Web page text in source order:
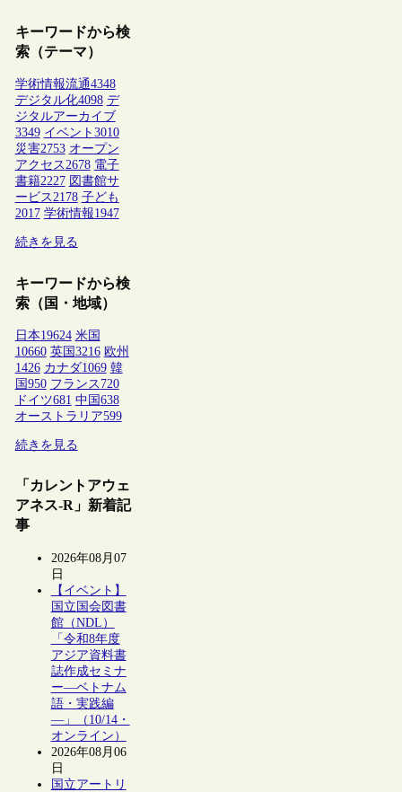
キーワードから検
索（テーマ）
学術情報流通4348
デジタル化4098 デ
ジタルアーカイブ
3349 イベント 3010
災害2753 オープン
アクセス2678 電子
書籍2227 図書館サ
ービス2178 子ども
2017 学術情報1947
続きを見る
キーワードから検
索（国・地域）
日本19624 米国
10660 英国 3216 欧州
1426 カナダ1069 韓
国 950 フランス 720
ドイツ681 中国 638
オーストラリア599
続きを見る
「カレントアウェ
アネス-R」新着記
事
2026年08月07
日
【イベント】
国立国会図書
館（NDL）
「令和8年度
アジア資料書
誌作成セミナ
ー―ベトナム
語・実践編
―」（10/14・
オンライン）
2026年08月06
日
国立アートリ